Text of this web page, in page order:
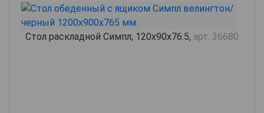
Стол раскладной Симпл, 120х90х76.5, арт. 36680